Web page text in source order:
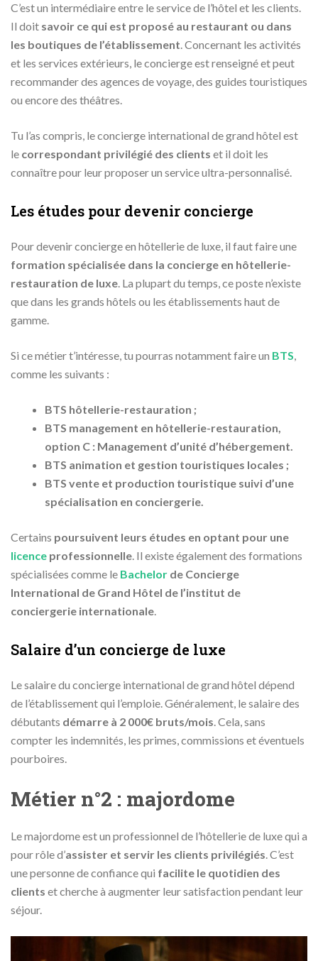
C’est un intermédiaire entre le service de l’hôtel et les clients.
Il doit savoir ce qui est proposé au restaurant ou dans
les boutiques de l’établissement. Concernant les activités
et les services extérieurs, le concierge est renseigné et peut
recommander des agences de voyage, des guides touristiques
ou encore des théâtres.
Tu l’as compris, le concierge international de grand hôtel est
le correspondant privilégié des clients et il doit les
connaître pour leur proposer un service ultra-personnalisé.
Les études pour devenir concierge
Pour devenir concierge en hôtellerie de luxe, il faut faire une
formation spécialisée dans la concierge en hôtellerie-
restauration de luxe. La plupart du temps, ce poste n’existe
que dans les grands hôtels ou les établissements haut de
gamme.
Si ce métier t’intéresse, tu pourras notamment faire un BTS,
comme les suivants :
BTS hôtellerie-restauration ;
BTS management en hôtellerie-restauration,
option C : Management d’unité d’hébergement.
BTS animation et gestion touristiques locales ;
BTS vente et production touristique suivi d’une
spécialisation en conciergerie.
Certains poursuivent leurs études en optant pour une
licence professionnelle. Il existe également des formations
spécialisées comme le Bachelor de Concierge
International de Grand Hôtel de l’institut de
conciergerie internationale.
Salaire d’un concierge de luxe
Le salaire du concierge international de grand hôtel dépend
de l’établissement qui l’emploie. Généralement, le salaire des
débutants démarre à 2 000€ bruts/mois. Cela, sans
compter les indemnités, les primes, commissions et éventuels
pourboires.
Métier n°2 : majordome
Le majordome est un professionnel de l’hôtellerie de luxe qui a
pour rôle d’assister et servir les clients privilégiés. C’est
une personne de confiance qui facilite le quotidien des
clients et cherche à augmenter leur satisfaction pendant leur
séjour.